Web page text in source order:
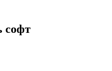
софт